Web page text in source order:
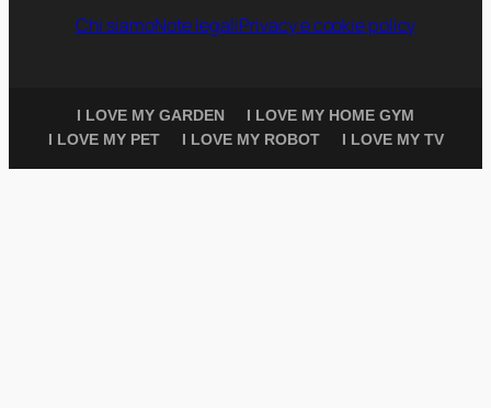
Chi siamoNote legaliPrivacy e cookie policy
I LOVE MY GARDEN
I LOVE MY HOME GYM
I LOVE MY PET
I LOVE MY ROBOT I LOVE MY TV